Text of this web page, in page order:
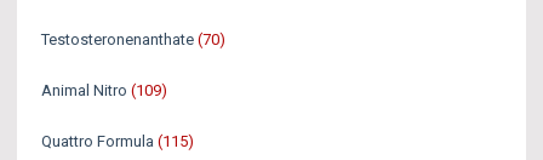
Testosteronenanthate (70)
Animal Nitro (109)
Quattro Formula (115)